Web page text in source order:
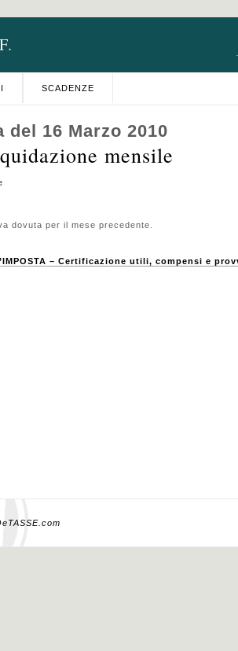
SCADENZE
del 16 Marzo 2010
mensile
dovuta per il mese precedente.
– Certificazione utili, compensi e